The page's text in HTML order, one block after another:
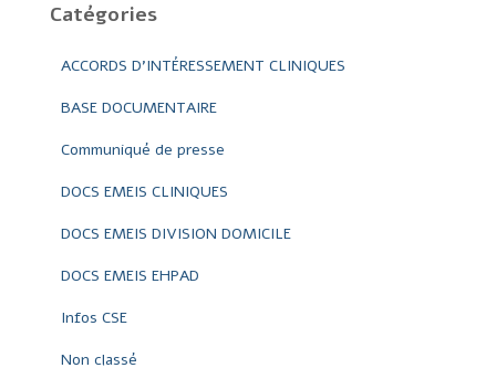
Catégories
ACCORDS D'INTÉRESSEMENT CLINIQUES
BASE DOCUMENTAIRE
Communiqué de presse
DOCS EMEIS CLINIQUES
DOCS EMEIS DIVISION DOMICILE
DOCS EMEIS EHPAD
Infos CSE
Non classé